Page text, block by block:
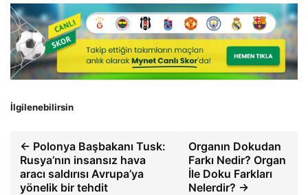
İlgilenebilirsin
← Polonya Başbakanı Tusk:
Rusya’nın insansız hava
aracı saldırısı Avrupa’ya
yönelik bir tehdit
Organın Dokudan
Farkı Nedir? Organ
İle Doku Farkları
Nelerdir? →